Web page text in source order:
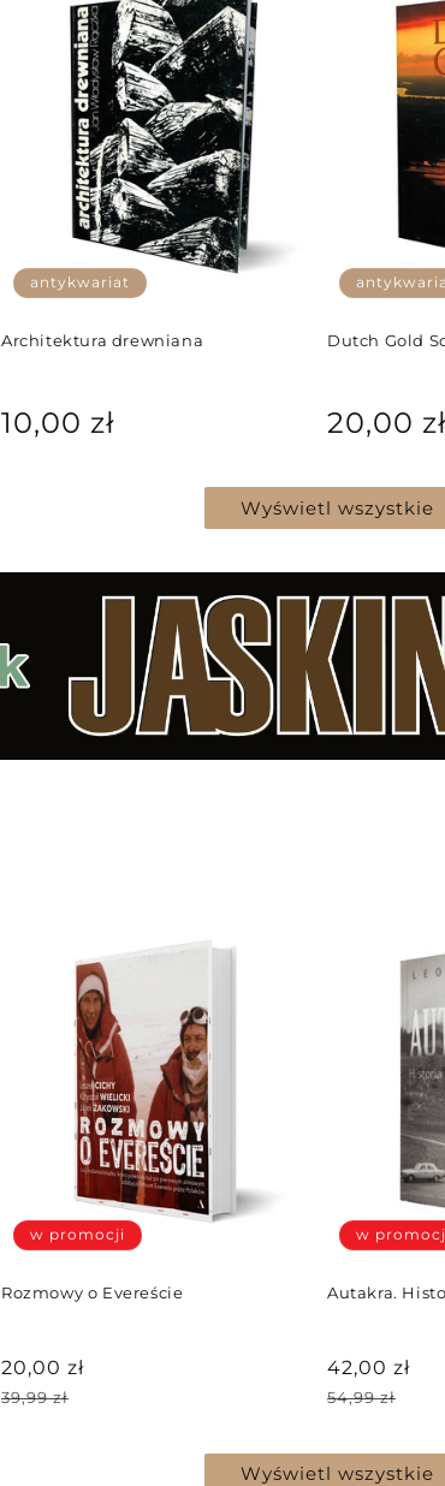
antykwariat
Architektura drewniana
Cena
regularna
10,00 zł
Dutch Gold
Cena
regularna
20,00 zł
Wyświetl wszystkie
w promocji
Rozmowy o Evereście
Cena
promocyjna
20,00 zł
Cena
39,99 zł
w
Autakra.
Cena
promocyjna
42,00 zł
Cena
54,99 zł
Wyświetl wszystkie